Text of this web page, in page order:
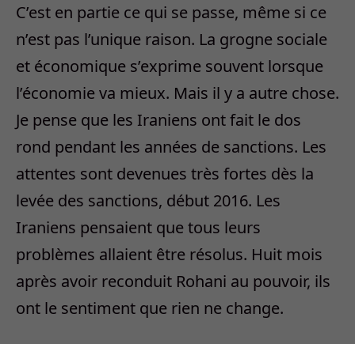
C’est en partie ce qui se passe, même si ce
n’est pas l’unique raison. La grogne sociale
et économique s’exprime souvent lorsque
l’économie va mieux. Mais il y a autre chose.
Je pense que les Iraniens ont fait le dos
rond pendant les années de sanctions. Les
attentes sont devenues très fortes dès la
levée des sanctions, début 2016. Les
Iraniens pensaient que tous leurs
problèmes allaient être résolus. Huit mois
après avoir reconduit Rohani au pouvoir, ils
ont le sentiment que rien ne change.